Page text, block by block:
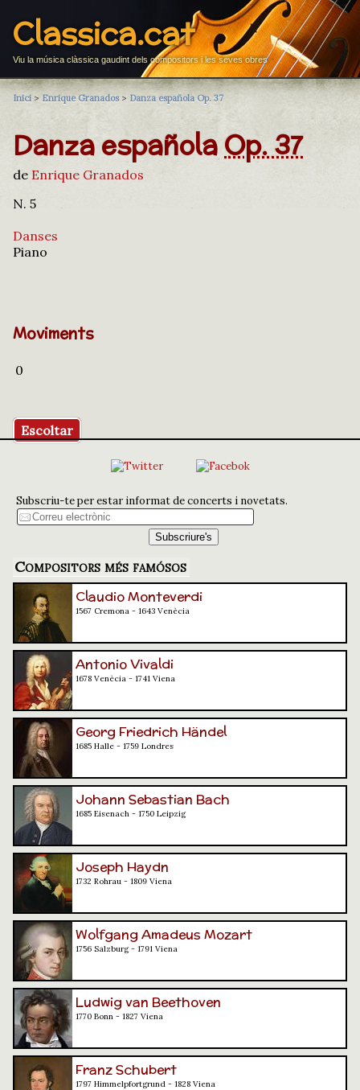
Classica.cat
Viu la música clàssica gaudint dels compositors i les seves obres
Inici > Enrique Granados> Danza española Op. 37
Danza españolaOp. 37
de Enrique Granados
N. 5
Danses
Piano
Moviments
0
Escoltar
Subscriu-te per estar informat de concerts i novetats.
Compositors més famósos
Claudio Monteverdi
1567 Cremona - 1643 Venècia
Antonio Vivaldi
1678 Venècia - 1741 Viena
Georg Friedrich Händel
1685 Halle - 1759 Londres
Johann Sebastian Bach
1685 Eisenach - 1750 Leipzig
Joseph Haydn
1732 Rohrau - 1809 Viena
Wolfgang Amadeus Mozart
1756 Salzburg - 1791 Viena
Ludwig van Beethoven
1770 Bonn - 1827 Viena
Franz Schubert
1797 Himmelpfortgrund - 1828 Viena